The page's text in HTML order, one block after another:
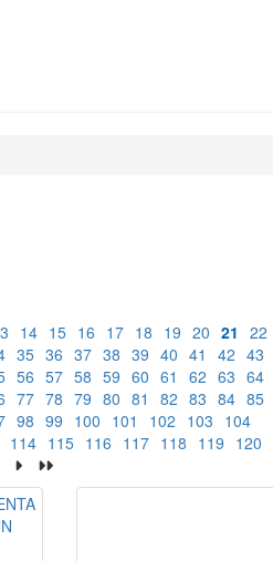
14 15 16 17 18 19 20 21 22
35 36 37 38 39 40 41 42 43
56 57 58 59 60 61 62 63 64
77 78 79 80 81 82 83 84 85
98 99 100 101 102 103 104
114 115 116 117 118 119 120